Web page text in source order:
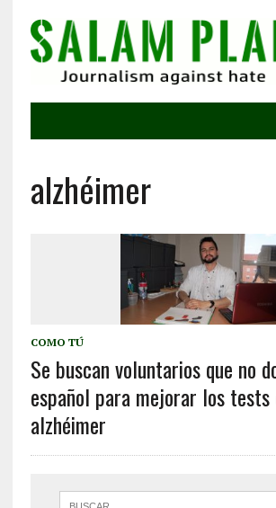
alzhéimer
COMO TÚ
Se buscan voluntarios que no
español para mejorar los tests
alzhéimer